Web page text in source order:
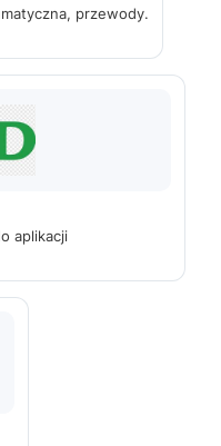
przewody.
aplikacji